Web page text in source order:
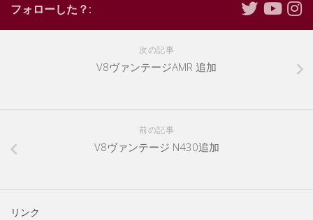
フォローした？:
次の記事
V8ヴァンテージAMR 追加
前の記事
V8ヴァンテージ N430追加
リンク